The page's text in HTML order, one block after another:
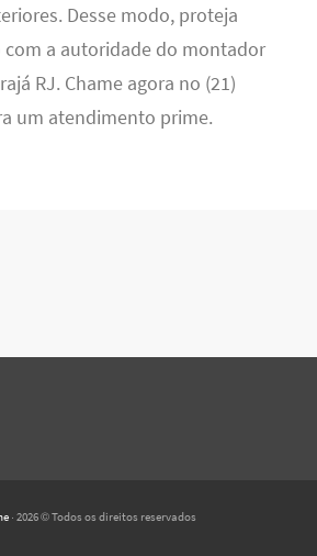
Desse modo, proteja
a autoridade do montador
RJ. Chame agora no (21)
um atendimento prime.
· 2026 © Todos os direitos reservados